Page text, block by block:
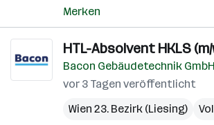
Merken
HTL-Absolvent HKLS (m/
Bacon Gebäudetechnik GmbH
vor 3 Tagen veröffentlicht
Wien 23. Bezirk (Liesing)